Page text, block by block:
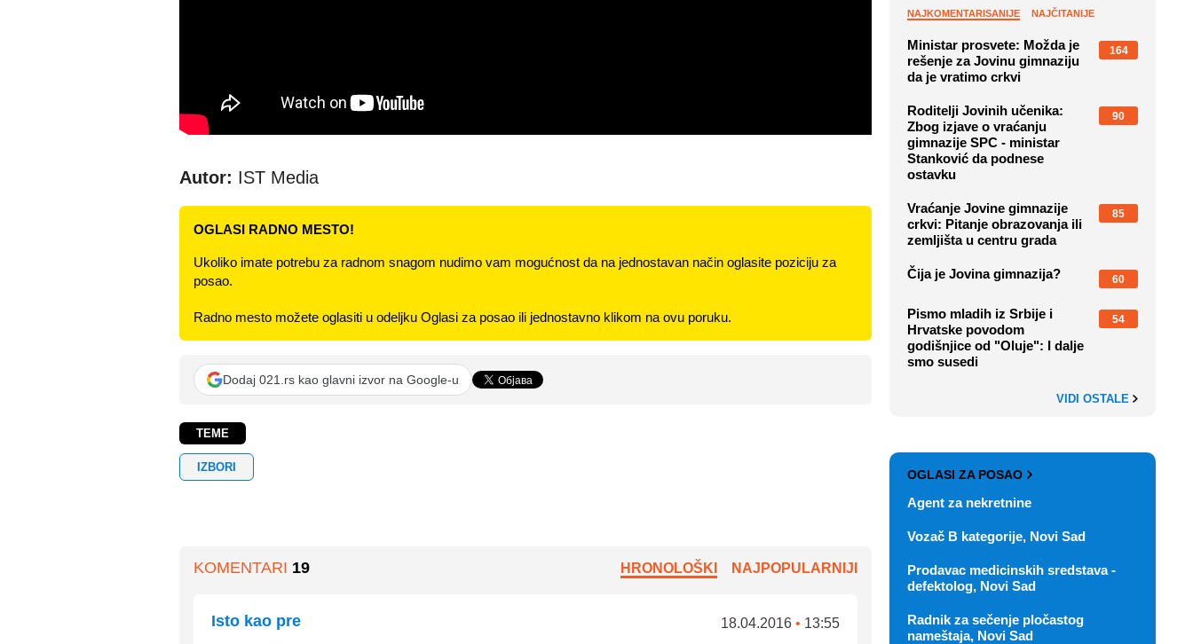
Autor: IST Media
OGLASI RADNO MESTO!
Ukoliko imate potrebu za radnom snagom nudimo vam mogućnost da na jednostavan način oglasite poziciju za
posao.
Radno mesto možete oglasiti u odeljku Oglasi za posao ili jednostavno klikom na ovu poruku.
Dodaj 021.rs kao glavni izvor na Google-u
TEME
IZBORI
KOMENTARI 19 HRONOLOŠKI NAJPOPULARNIJI
Isto kao pre 18.04.2016 • 13:55
NAJKOMENTARISANIJE NAJČITANIJE
Ministar prosvete: Možda je
rešenje za Jovinu gimnaziju
da je vratimo crkvi
164
Roditelji Jovinih učenika:
Zbog izjave o vraćanju
gimnazije SPC - ministar
Stanković da podnese
ostavku
90
Vraćanje Jovine gimnazije
crkvi: Pitanje obrazovanja ili
zemljišta u centru grada
85
Čija je Jovina gimnazija? 60
Pismo mladih iz Srbije i
Hrvatske povodom
godišnjice od "Oluje": I dalje
smo susedi
54
VIDI OSTALE
OGLASI ZA POSAO
Agent za nekretnine
Vozač B kategorije, Novi Sad
Prodavac medicinskih sredstava -
defektolog, Novi Sad
Radnik za sečenje pločastog
nameštaja, Novi Sad